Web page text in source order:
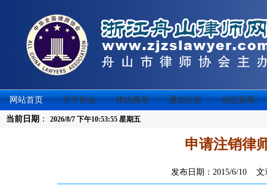
网站首页 关于协会 律协规章 通知公告 动态新闻
当前日期 ： 2026/8/7 下午10:53:55 星期五
申请注销律
发布日期：2015/6/10